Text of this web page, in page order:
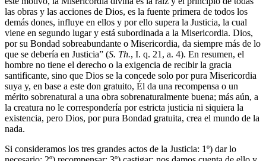
las obras y las acciones de Dios, es la fuente primera de todos los
demás dones, influye en ellos y por ello supera la Justicia, la cual
viene en segundo lugar y está subordinada a la Misericordia. Dios,
por su Bondad sobreabundante o Misericordia, da siempre más de lo
que se debería en Justicia” (S. Th., I. q. 21, a. 4). En resumen, el
hombre no tiene el derecho o la exigencia de recibir la gracia
santificante, sino que Dios se la concede solo por pura Misericordia
suya y, en base a este don gratuito, Él da una recompensa o un
mérito sobrenatural a una obra sobrenaturalmente buena; más aún, a
la creatura no le correspondería por estricta justicia ni siquiera la
existencia, pero Dios, por pura Bondad gratuita, crea el mundo de la
nada.
Si consideramos los tres grandes actos de la Justicia: 1º) dar lo